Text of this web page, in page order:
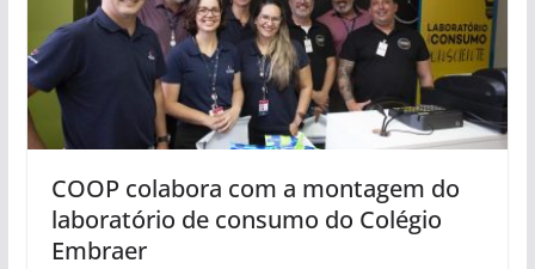
COOP colabora com a montagem do
laboratório de consumo do Colégio
Embraer